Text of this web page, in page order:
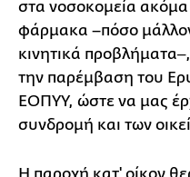
στα νοσοκομεία
φάρμακα –πόσο
κινητικά
την παρέμβαση του
ΕΟΠΥΥ, ώστε να μας
συνδρομή και των
Η παροχή κατ' οίκον